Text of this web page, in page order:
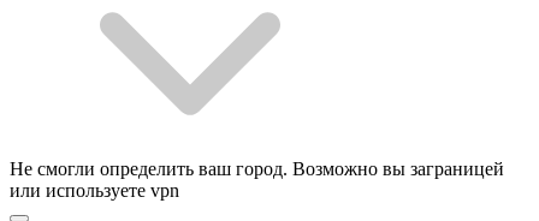
Не смогли определить ваш город. Возможно вы заграницей
или используете vpn